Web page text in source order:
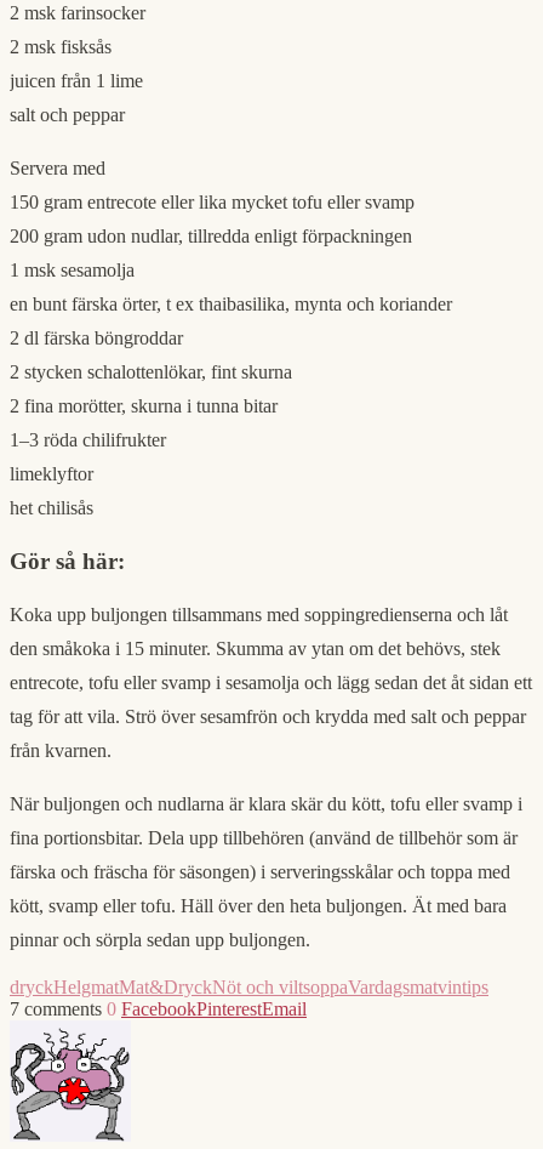
2 msk farinsocker
2 msk fisksås
juicen från 1 lime
salt och peppar
Servera med
150 gram entrecote eller lika mycket tofu eller svamp
200 gram udon nudlar, tillredda enligt förpackningen
1 msk sesamolja
en bunt färska örter, t ex thaibasilika, mynta och koriander
2 dl färska böngroddar
2 stycken schalottenlökar, fint skurna
2 fina morötter, skurna i tunna bitar
1–3 röda chilifrukter
limeklyftor
het chilisås
Gör så här:
Koka upp buljongen tillsammans med soppingredienserna och låt
den småkoka i 15 minuter. Skumma av ytan om det behövs, stek
entrecote, tofu eller svamp i sesamolja och lägg sedan det åt sidan ett
tag för att vila. Strö över sesamfrön och krydda med salt och peppar
från kvarnen.
När buljongen och nudlarna är klara skär du kött, tofu eller svamp i
fina portionsbitar. Dela upp tillbehören (använd de tillbehör som är
färska och fräscha för säsongen) i serveringsskålar och toppa med
kött, svamp eller tofu. Häll över den heta buljongen. Ät med bara
pinnar och sörpla sedan upp buljongen.
dryckHelgmatMat&DryckNöt och viltsoppaVardagsmatvintips
7 comments 0 FacebookPinterestEmail